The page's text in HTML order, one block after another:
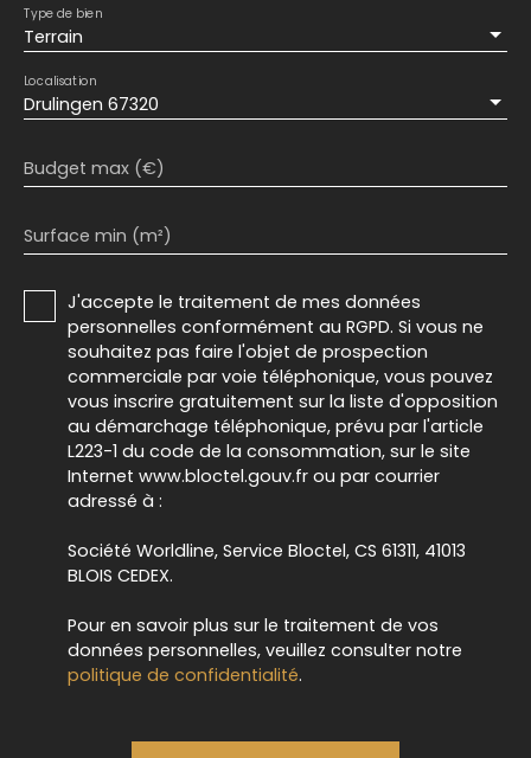
Terrain
Type de bien
Drulingen 67320
Localisation
Budget max (€)
Surface min (m²)
J'accepte le traitement de mes données
personnelles conformément au RGPD. Si vous ne
souhaitez pas faire l'objet de prospection
commerciale par voie téléphonique, vous pouvez
vous inscrire gratuitement sur la liste d'opposition
au démarchage téléphonique, prévu par l'article
L223-1 du code de la consommation, sur le site
Internet www.bloctel.gouv.fr ou par courrier
adressé à :
Société Worldline, Service Bloctel, CS 61311, 41013
BLOIS CEDEX.
Pour en savoir plus sur le traitement de vos
données personnelles, veuillez consulter notre
politique de confidentialité.